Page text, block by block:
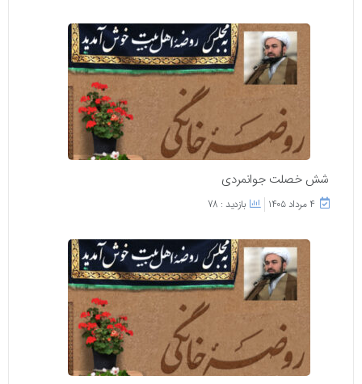
شش خصلت جوانمردی
۴ مرداد ۱۴۰۵ بازدید : 78